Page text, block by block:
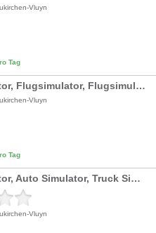
Vluyn
Tag
Flug Simulator, Flugsimulator, Flugsimulation auch mit VR Brille (HTC Vive) Virtual Reality verfügbar!
Vluyn
Tag
Rennsimulator, Auto Simulator, Truck Simulator ( Fahrsimulator ) jetzt auch mit VR Brille (Virtual Reality)
Vluyn